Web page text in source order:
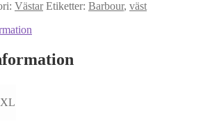
Västar Etiketter: Barbour, väst